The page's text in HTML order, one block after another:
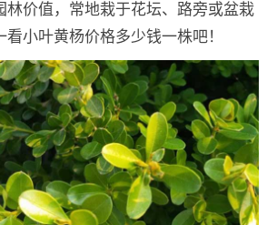
林价值，常地栽于花坛、路旁或盆栽
小叶黄杨价格多少钱一株吧！